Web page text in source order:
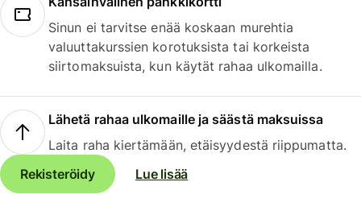
Sinun ei tarvitse enää koskaan murehtia
valuuttakurssien korotuksista tai korkeista
siirtomaksuista, kun käytät rahaa ulkomailla.
Lähetä rahaa ulkomaille ja säästä maksuissa
Laita raha kiertämään, etäisyydestä riippumatta.
Rekisteröidy
Lue lisää